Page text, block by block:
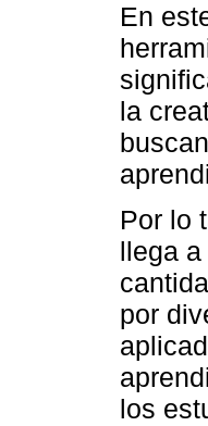
En
la
Por lo
llega
por
los